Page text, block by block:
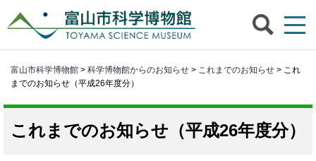
富山市科学博物館 > 科学博物館からのお知らせ > これまでのお知らせ > これ
までのお知らせ（平成26年度分）
これまでのお知らせ（平成26年度分）